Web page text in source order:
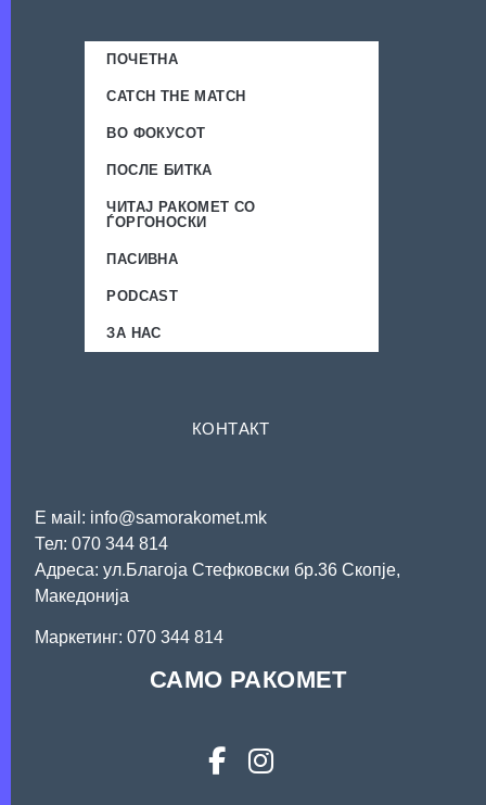
ПОЧЕТНА
CATCH THE MATCH
ВО ФОКУСОТ
ПОСЛЕ БИТКА
ЧИТАЈ РАКОМЕТ СО
ЃОРГОНОСКИ
ПАСИВНА
PODCAST
ЗА НАС
КОНТАКТ
Е мail: info@samorakomet.mk
Тел: 070 344 814
Адреса: ул.Благоја Стефковски бр.36 Скопје,
Македонија
Mаркетинг: 070 344 814
САМО РАКОМЕТ